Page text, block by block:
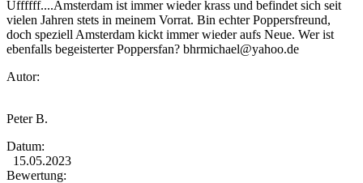
Uffffff....Amsterdam ist immer wieder krass und befindet sich seit
vielen Jahren stets in meinem Vorrat. Bin echter Poppersfreund,
doch speziell Amsterdam kickt immer wieder aufs Neue. Wer ist
ebenfalls begeisterter Poppersfan? bhrmichael@yahoo.de
Autor:
Peter B.
Datum:
15.05.2023
Bewertung: